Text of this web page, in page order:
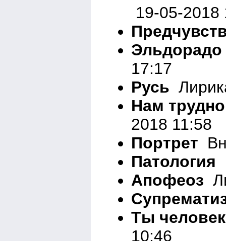
19-05-2018
Эльдорадо
17:17
Русь
Нам
2018 11:58
Портрет
Патология
Апофеоз
Ты
10:46